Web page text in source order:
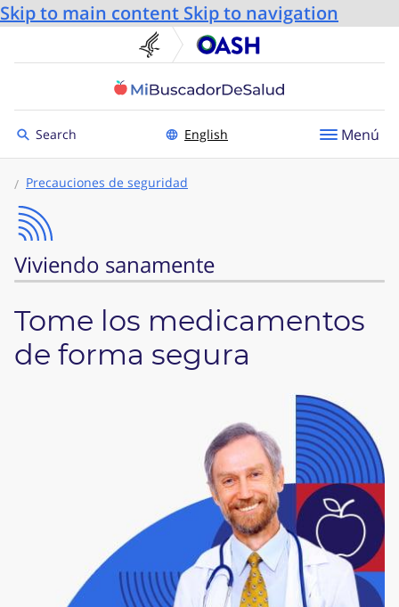
Skip to main content Skip to navigation
U.S. Department of
Toggle to
Search English Menú
Precauciones de seguridad
Viviendo sanamente
Tome los medicamentos
de forma segura